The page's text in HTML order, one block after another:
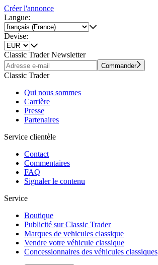
Créer l'annonce
Langue:
Devise:
Classic Trader Newsletter
Commander
Classic Trader
Qui nous sommes
Carrière
Presse
Partenaires
Service clientèle
Contact
Commentaires
FAQ
Signaler le contenu
Service
Boutique
Publicité sur Classic Trader
Marques de vehicules classique
Vendre votre véhicule classique
Concessionnaires des véhicules classiques